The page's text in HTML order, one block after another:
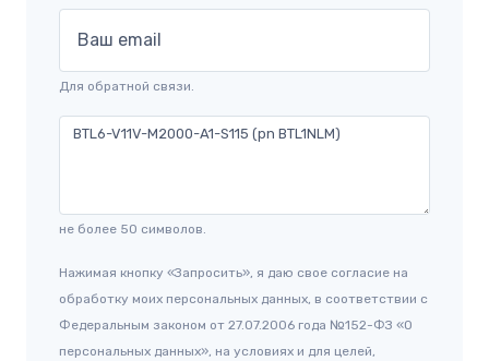
Ваш email
Для обратной связи.
не более 50 символов.
Нажимая кнопку «Запросить», я даю свое согласие на
обработку моих персональных данных, в соответствии с
Федеральным законом от 27.07.2006 года №152-ФЗ «О
персональных данных», на условиях и для целей,